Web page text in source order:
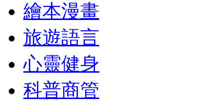
繪本漫畫
旅遊語言
心靈健身
科普商管